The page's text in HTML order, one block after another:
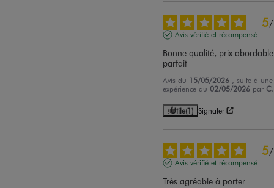
5/
Avis vérifié et récompensé
Bonne qualité, prix abordable
parfait
Avis du 15/05/2026
, suite à une
expérience du02/05/2026 par
Utile(1) Signaler
5/
Avis vérifié et récompensé
Très agréable à porter